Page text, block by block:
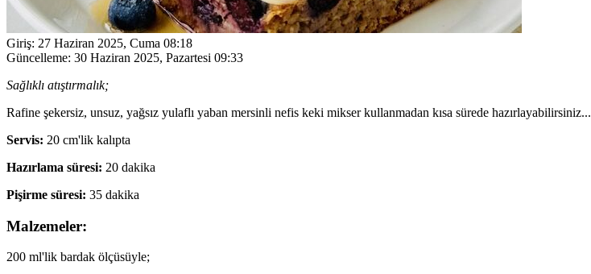
Giriş: 27 Haziran 2025, Cuma 08:18
Güncelleme: 30 Haziran 2025, Pazartesi 09:33
Sağlıklı atıştırmalık;
Rafine şekersiz, unsuz, yağsız yulaflı yaban mersinli nefis keki mikser kullanmadan kısa sürede hazırlayabilirsiniz...
Servis: 20 cm'lik kalıpta
Hazırlama süresi: 20 dakika
Pişirme süresi: 35 dakika
Malzemeler:
200 ml'lik bardak ölçüsüyle;